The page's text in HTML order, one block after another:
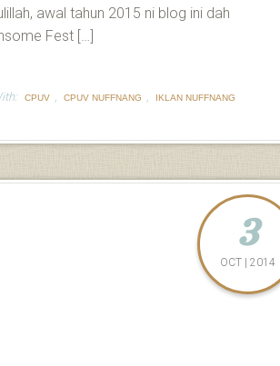
awal tahun 2015 ni blog ini dah
Fest […]
CPUV , CPUV NUFFNANG , IKLAN NUFFNANG
3
OCT | 2014